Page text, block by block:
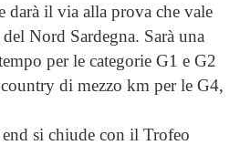
darà il via alla prova che vale
Nord Sardegna. Sarà una
per le categorie G1 e G2
di mezzo km per le G4,
si chiude con il Trofeo